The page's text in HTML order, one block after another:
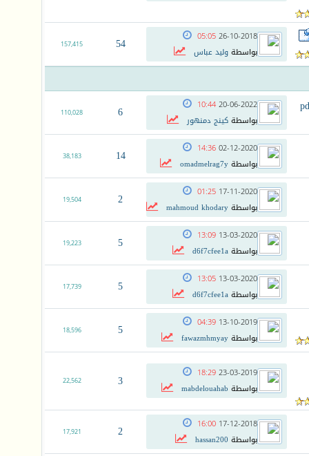
26-10-2018
05:05
بواسطةوليد عباس 54
157,415
20-06-2022
10:44
بواسطةكينج دمنهور 6
110,028
02-12-2020
14:36
بواسطةomadmelrag7y
14
38,183
17-11-2020
01:25
بواسطةmahmoud khodary
2
19,504
13-03-2020
13:09
بواسطةd6f7cfee1a
5
19,223
13-03-2020
13:05
بواسطةd6f7cfee1a
5
17,739
13-10-2019
04:39
بواسطةfawazmhmyay
5
18,596
23-03-2019
18:29
بواسطة mabdelouahab
3
22,562
17-12-2018
16:00
بواسطة hassan200
2
17,921